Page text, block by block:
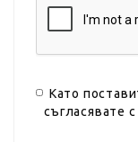
Като
съгласявате